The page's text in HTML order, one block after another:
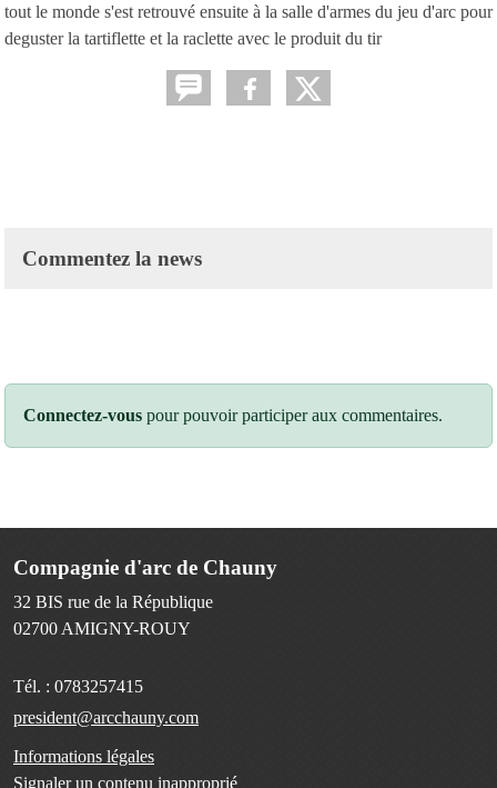
tout le monde s'est retrouvé ensuite à la salle d'armes du jeu d'arc pour
deguster la tartiflette et la raclette avec le produit du tir
Commentez la news
Connectez-vous pour pouvoir participer aux commentaires.
Compagnie d'arc de Chauny
32 BIS rue de la République
02700 AMIGNY-ROUY
Tél. : 0783257415
president@arcchauny.com
Informations légales
Signaler un contenu inapproprié